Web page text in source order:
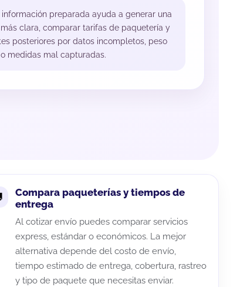
información preparada ayuda a generar una
clara, comparar tarifas de paquetería y
posteriores por datos incompletos, peso
medidas mal capturadas.
Compara paqueterías y tiempos de
entrega
Al cotizar envío puedes comparar servicios
express, estándar o económicos. La mejor
alternativa depende del costo de envío,
tiempo estimado de entrega, cobertura, rastreo
y tipo de paquete que necesitas enviar.